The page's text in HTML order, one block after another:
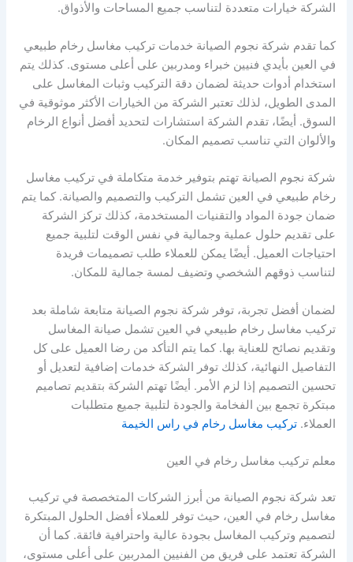
الشركة خيارات متعددة لتناسب جميع المساحات والأذواق.
كما تقدم شركة نجوم الصيانة خدمات تركيب مغاسل رخام طبيعي
في العين بأيدي فنيين خبراء ومدربين على أعلى مستوى. كذلك يتم
استخدام أدوات حديثة لضمان دقة التركيب وثبات المغاسل على
المدى الطويل، لذلك تعتبر الشركة من الخيارات الأكثر موثوقية في
السوق. أيضًا، تقدم الشركة استشارات لتحديد أفضل أنواع الرخام
والألوان التي تناسب تصميم المكان.
شركة نجوم الصيانة تهتم بتوفير خدمة متكاملة في تركيب مغاسل
رخام طبيعي في العين تشمل التركيب والتصميم والصيانة. كما يتم
ضمان جودة المواد والتقنيات المستخدمة، كذلك تركز الشركة
على تقديم حلول عملية وجمالية في نفس الوقت لتلبية جميع
احتياجات العميل. أيضًا يمكن للعملاء طلب تصميمات فريدة
لتناسب ذوقهم الشخصي وتضيف لمسة جمالية للمكان.
لضمان أفضل تجربة، توفر شركة نجوم الصيانة متابعة شاملة بعد
تركيب مغاسل رخام طبيعي في العين تشمل صيانة المغاسل
وتقديم نصائح للعناية بها. كما يتم التأكد من رضا العميل على كل
التفاصيل النهائية، كذلك توفر الشركة خدمات إضافية لتعديل أو
تحسين التصميم إذا لزم الأمر. أيضًا تهتم الشركة بتقديم تصاميم
مبتكرة تجمع بين الفخامة والجودة لتلبية جميع متطلبات
العملاء.تركيب مغاسل رخام في راس الخيمة
معلم تركيب مغاسل رخام في العين
تعد شركة نجوم الصيانة من أبرز الشركات المتخصصة في تركيب
مغاسل رخام في العين، حيث توفر للعملاء أفضل الحلول المبتكرة
لتصميم وتركيب المغاسل بجودة عالية واحترافية فائقة. كما أن
الشركة تعتمد على فريق من الفنيين المدربين على أعلى مستوى،